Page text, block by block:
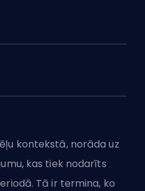
kontekstā, norāda uz
kas tiek nodarīts
Tā ir termina, ko